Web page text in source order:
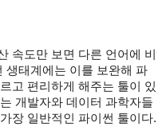
속도만 보면 다른 언어에 비
생태계에는 이를 보완해 파
고 편리하게 해주는 툴이 있
는 개발자와 데이터 과학자들
장 일반적인 파이썬 툴이다.